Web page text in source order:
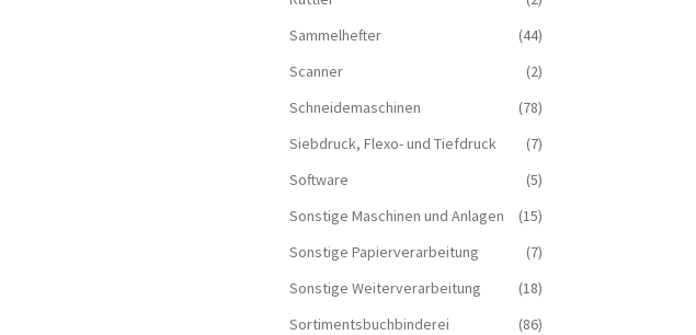
Sammelhefter
(44)
Scanner
(2)
Schneidemaschinen
(78)
Siebdruck, Flexo- und Tiefdruck
(7)
Software
(5)
Sonstige Maschinen und Anlagen
(15)
Sonstige Papierverarbeitung
(7)
Sonstige Weiterverarbeitung
(18)
Sortimentsbuchbinderei
(86)